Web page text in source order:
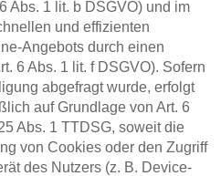
Abs. 1 lit. b DSGVO) und im
und effizienten
Angebots durch einen
6 Abs. 1 lit. f DSGVO). Sofern
abgefragt wurde, erfolgt
auf Grundlage von Art. 6
Abs. 1 TTDSG, soweit die
von Cookies oder den Zugriff
des Nutzers (z. B. Device-